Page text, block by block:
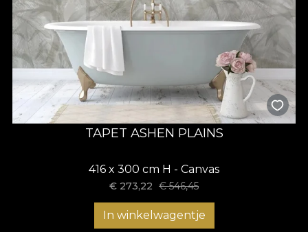
TAPET ASHEN PLAINS
416 x 300 cm H - Canvas
€ 273,22 €546,45
In winkelwagentje